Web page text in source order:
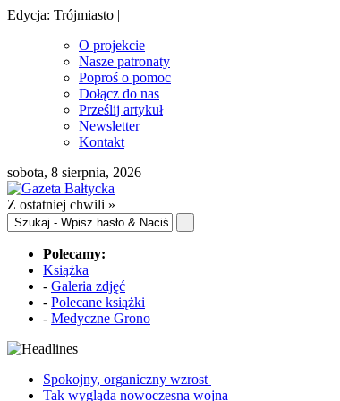
Edycja: Trójmiasto |
O projekcie
Nasze patronaty
Poproś o pomoc
Dołącz do nas
Prześlij artykuł
Newsletter
Kontakt
sobota, 8 sierpnia, 2026
Z ostatniej chwili »
Polecamy:
Książka
- Galeria zdjęć
- Polecane książki
- Medyczne Grono
Spokojny, organiczny wzrost
Tak wygląda nowoczesna wojna